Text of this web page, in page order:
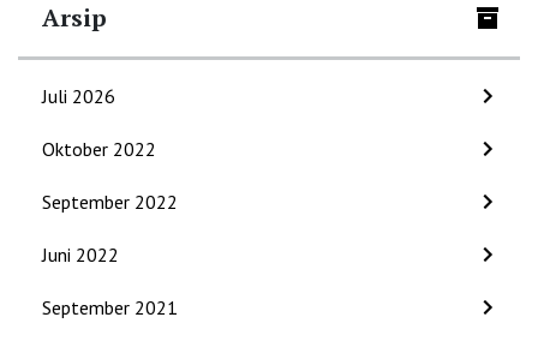
Arsip
Juli 2026
Oktober 2022
September 2022
Juni 2022
September 2021